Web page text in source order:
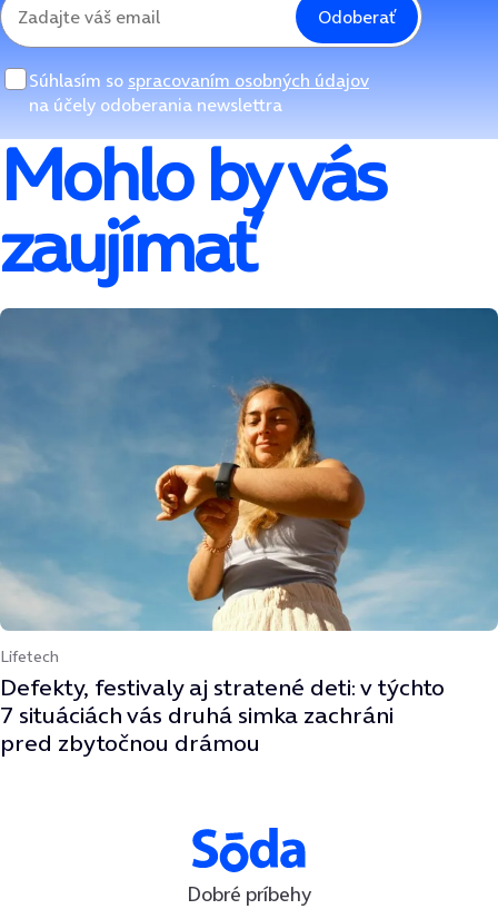
Odoberať
Súhlasím so spracovaním osobných údajov
na účely odoberania newslettra
Mohlo by vás
zaujímať
Lifetech
Defekty, festivaly aj stratené deti: v týchto
7 situáciách vás druhá simka zachráni
pred zbytočnou drámou
Dobré príbehy